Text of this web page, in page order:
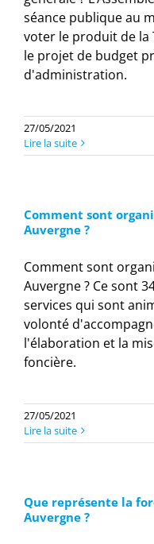
séance publique au
voter le produit de la
le projet de budget
d'administration.
27/05/2021
Lire la suite
Comment sont
Auvergne ?
Comment sont
Auvergne ? Ce sont
services qui sont
volonté
l'élaboration et la
foncière.
27/05/2021
Lire la suite
Que représente la
Auvergne ?